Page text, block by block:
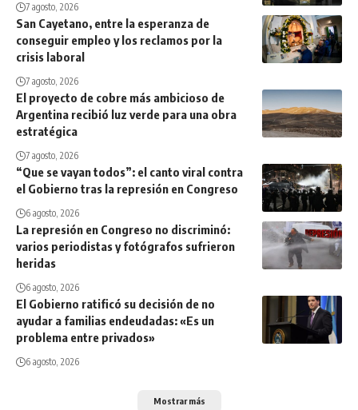
7 agosto, 2026
San Cayetano, entre la esperanza de
conseguir empleo y los reclamos por la
crisis laboral
7 agosto, 2026
El proyecto de cobre más ambicioso de
Argentina recibió luz verde para una obra
estratégica
7 agosto, 2026
“Que se vayan todos”: el canto viral contra
el Gobierno tras la represión en Congreso
6 agosto, 2026
La represión en Congreso no discriminó:
varios periodistas y fotógrafos sufrieron
heridas
6 agosto, 2026
El Gobierno ratificó su decisión de no
ayudar a familias endeudadas: «Es un
problema entre privados»
6 agosto, 2026
Mostrar más